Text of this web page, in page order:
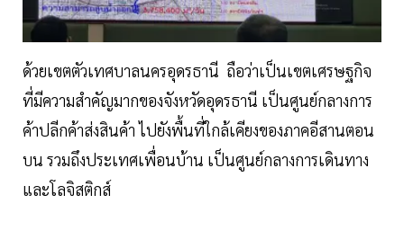
ด้วยเขตตัวเทศบาลนครอุดรธานี ถือว่าเป็นเขตเศรษฐกิจ
ที่มีความสำคัญมากของจังหวัดอุดรธานี เป็นศูนย์กลางการ
ค้าปลีกค้าส่งสินค้า ไปยังพื้นที่ใกล้เคียงของภาคอีสานตอน
บน รวมถึงประเทศเพื่อนบ้าน เป็นศูนย์กลางการเดินทาง
และโลจิสติกส์